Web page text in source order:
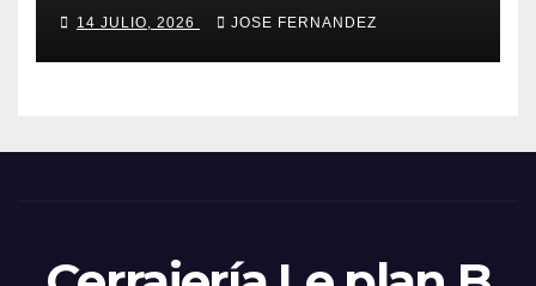
14 JULIO, 2026 JOSE FERNANDEZ